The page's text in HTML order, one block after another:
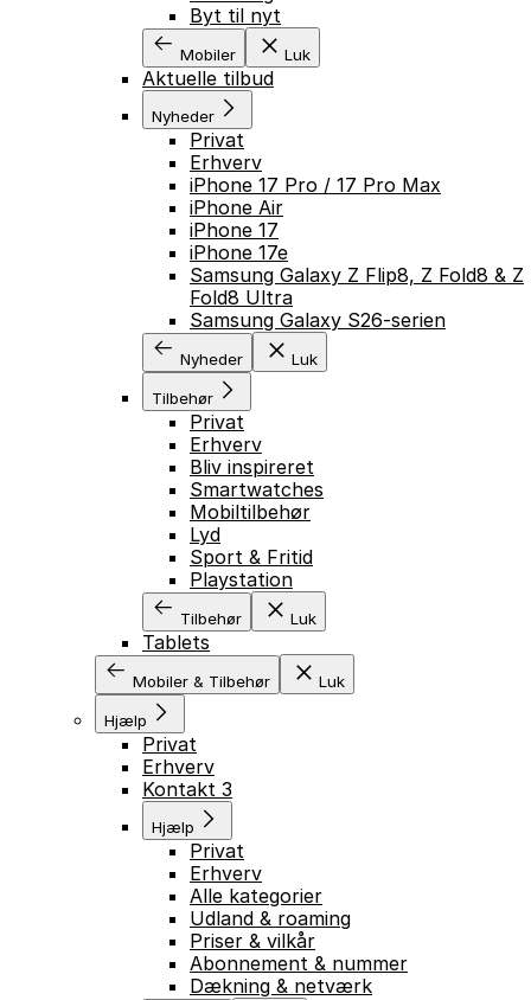
Byt til nyt
Mobiler Luk
Aktuelle tilbud
Nyheder
Privat
Erhverv
iPhone 17 Pro / 17 Pro Max
iPhone Air
iPhone 17
iPhone 17e
Samsung Galaxy Z Flip8, Z Fold8 & Z
Fold8 Ultra
Samsung Galaxy S26-serien
Nyheder Luk
Tilbehør
Privat
Erhverv
Bliv inspireret
Smartwatches
Mobiltilbehør
Lyd
Sport & Fritid
Playstation
Tilbehør Luk
Tablets
Mobiler & Tilbehør Luk
Hjælp
Privat
Erhverv
Kontakt 3
Hjælp
Privat
Erhverv
Alle kategorier
Udland & roaming
Priser & vilkår
Abonnement & nummer
Dækning & netværk